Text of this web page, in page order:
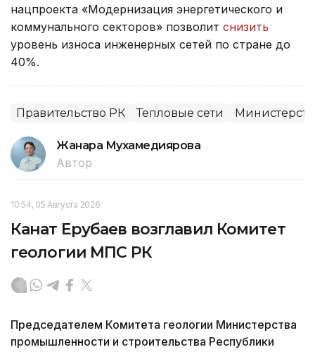
нацпроекта «Модернизация энергетического и
коммунального секторов» позволит снизить
уровень износа инженерных сетей по стране до
40%.
Правительство РК Тепловые сети
Жанара Мухамедиярова
Автор
10:54, 05 Августа 2026
Канат Ерубаев возглавил Комитет
геологии МПС РК
Председателем Комитета геологии Министерства
промышленности и строительства Республики